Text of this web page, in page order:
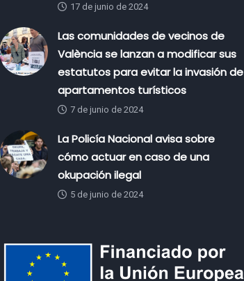
17 de junio de 2024
Las comunidades de vecinos de
València se lanzan a modificar sus
estatutos para evitar la invasión de
apartamentos turísticos
7 de junio de 2024
La Policía Nacional avisa sobre
cómo actuar en caso de una
okupación ilegal
5 de junio de 2024